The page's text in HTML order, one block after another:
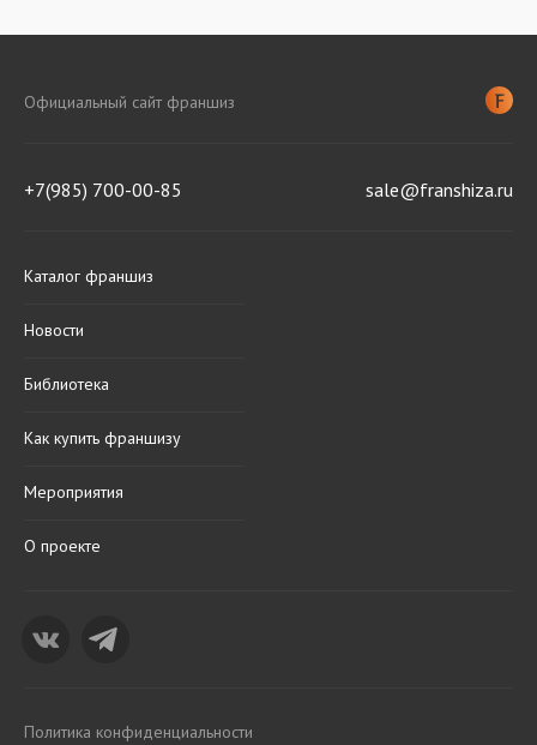
Официальный сайт франшиз
+7(985) 700-00-85 sale@franshiza.ru
Каталог франшиз
Новости
Библиотека
Как купить франшизу
Мероприятия
О проекте
Политика конфиденциальности